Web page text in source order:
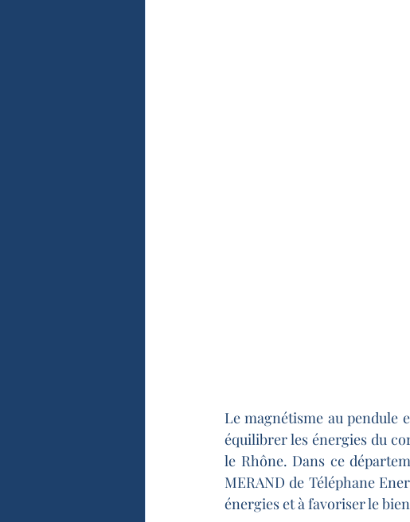
Le magnétisme au pendule
équilibrer les énergies du
le Rhône. Dans ce
MERAND de Téléphane
énergies et à favoriser le